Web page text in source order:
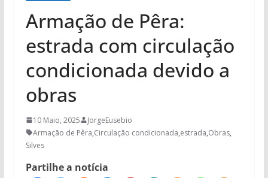
Armação de Pêra:
estrada com circulação
condicionada devido a
obras
10 Maio, 2025
JorgeEusebio
Armação de Pêra,Circulação condicionada,estrada,Obras,
Silves
Partilhe a notícia